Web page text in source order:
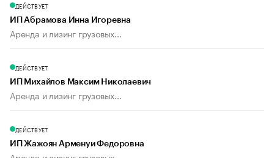
ДЕЙСТВУЕТ
ИП Абрамова Инна Игоревна
Аренда и лизинг грузовых...
ДЕЙСТВУЕТ
ИП Михайлов Максим Николаевич
Аренда и лизинг грузовых...
ДЕЙСТВУЕТ
ИП Жажоян Арменуи Федоровна